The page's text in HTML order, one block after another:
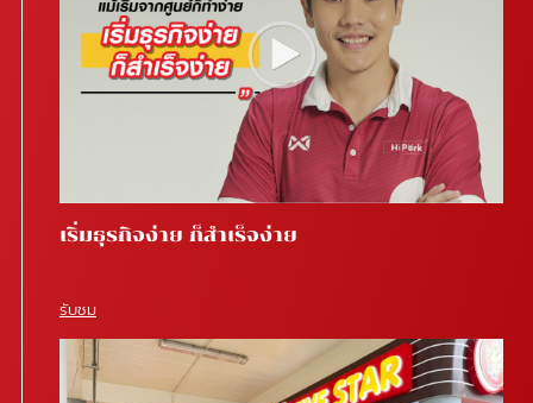
เริ่มธุรกิจง่าย ก็สำเร็จง่าย
รับชม